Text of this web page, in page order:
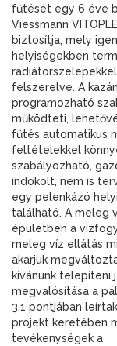
fűtését egy 6 éve
Viessmann
biztosítja, mely
helyiségekben
felszerelve. A
programozható
működteti,
fűtés automatikus
feltételekkel
szabályozható,
indokolt, nem is
egy pelenkázó
található. A meleg
épületben a
meleg víz ellátás
akarjuk
kívánunk telepíteni
megvalósítása a
3.1 pontjában
projekt keretében
tevékenységek a